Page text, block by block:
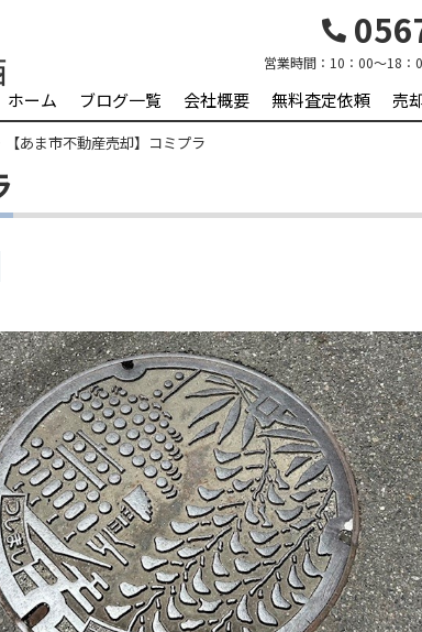
営業時間： 10：00～18：
ホーム ブログ一覧 会社概要 無料査定依頼 売
【あま市不動産売却】コミプラ